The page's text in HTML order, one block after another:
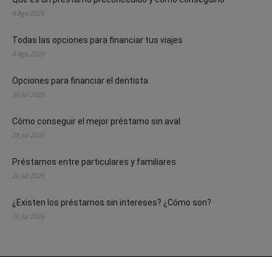
4 Ago 2026
Todas las opciones para financiar tus viajes
4 Ago 2026
Opciones para financiar el dentista
30 Jul 2026
Cómo conseguir el mejor préstamo sin aval
28 Jul 2026
Préstamos entre particulares y familiares
20 Jul 2026
¿Existen los préstamos sin intereses? ¿Cómo son?
16 Jul 2026